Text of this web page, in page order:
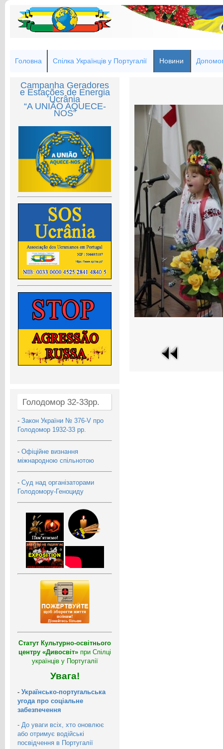
Головна Спілка Українців у Португалії Новини
Campanha Geradores
e Estações de Energia
Ucrânia
“A UNIÃO AQUECE-
NOS”
Голодомор 32-33рр.
- Закон України № 376-V про
Голодомор 1932-33 рр.
- Офіційне визнання
міжнародною спільнотою
- Суд над організаторами
Голодомору-Геноциду
Статут Культурно-освітнього
центру «Дивосвіт» при Спілці
українців у Португалії
Увага!
- Українсько-португальська
угода про соціальне
забезпечення
- До уваги всіх, хто оновлює
або отримує водійські
посвідчення в Португалії